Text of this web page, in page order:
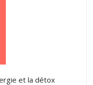
et la détox